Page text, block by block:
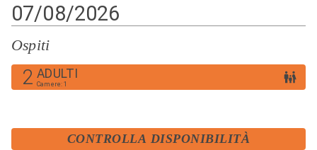
Ospiti
2 ADULTI
Camere: 1
CONTROLLA DISPONIBILITÀ